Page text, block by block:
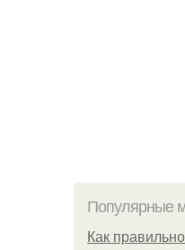
Популярные
Как